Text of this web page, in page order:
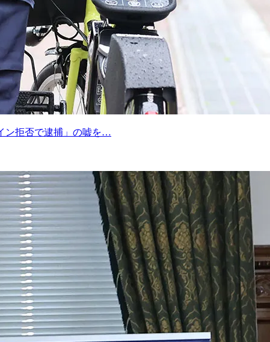
ン拒否で逮捕」の嘘を…